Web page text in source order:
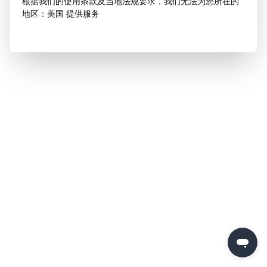
地区：美国 提供服务